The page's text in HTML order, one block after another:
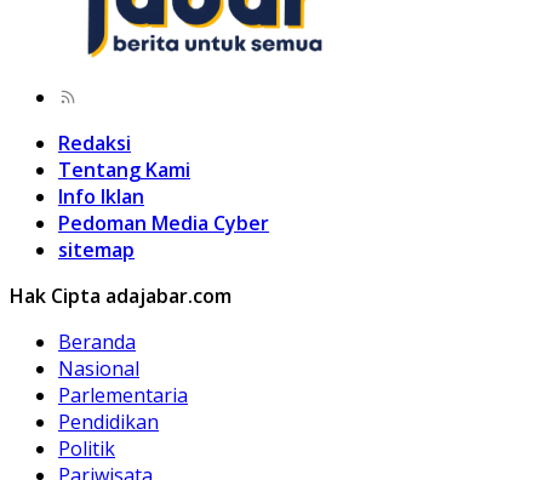
Redaksi
Tentang Kami
Info Iklan
Pedoman Media Cyber
sitemap
Hak Cipta adajabar.com
Beranda
Nasional
Parlementaria
Pendidikan
Politik